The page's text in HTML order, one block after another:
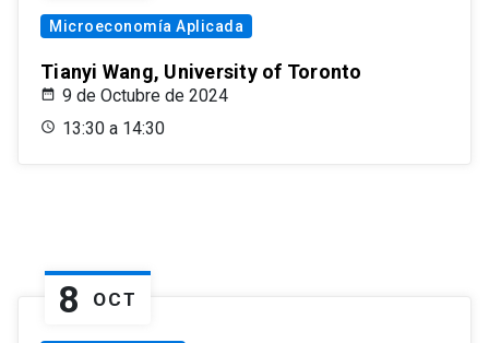
Microeconomía Aplicada
Tianyi Wang, University of Toronto
9 de Octubre de 2024
13:30 a 14:30
8 OCT